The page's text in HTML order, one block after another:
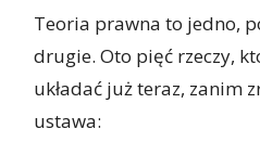
Teoria prawna to jedno,
drugie. Oto pięć rzeczy,
układać już teraz, zanim
ustawa: